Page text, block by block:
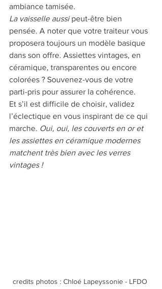
ambiance tamisée.
La vaisselle aussi peut-être bien
pensée. A noter que votre traiteur vous
proposera toujours un modèle basique
dans son offre. Assiettes vintages, en
céramique, transparentes ou encore
colorées ? Souvenez-vous de votre
parti-pris pour assurer la cohérence.
Et s’il est difficile de choisir, validez
l’éclectique en vous inspirant de ce qui
marche. Oui, oui, les couverts en or et
les assiettes en céramique modernes
matchent très bien avec les verres
vintages !
credits photos : Chloé Lapeyssonie - LFDO